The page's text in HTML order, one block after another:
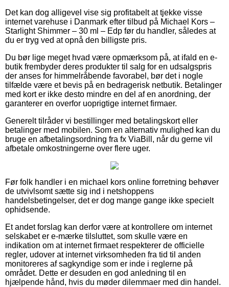
Det kan dog alligevel vise sig profitabelt at tjekke visse
internet varehuse i Danmark efter tilbud på Michael Kors –
Starlight Shimmer – 30 ml – Edp før du handler, således at
du er tryg ved at opnå den billigste pris.
Du bør lige meget hvad være opmærksom på, at ifald en e-
butik frembyder deres produkter til salg for en udsalgspris
der anses for himmelråbende favorabel, bør det i nogle
tilfælde være et bevis på en bedragerisk netbutik. Betalinger
med kort er ikke desto mindre en del af en anordning, der
garanterer en overfor uoprigtige internet firmaer.
Generelt tilråder vi bestillinger med betalingskort eller
betalinger med mobilen. Som en alternativ mulighed kan du
bruge en afbetalingsordning fra fx ViaBill, når du gerne vil
afbetale omkostningerne over flere uger.
Før folk handler i en michael kors online forretning behøver
de utvivlsomt sætte sig ind i netshoppens
handelsbetingelser, det er dog mange gange ikke specielt
ophidsende.
Et andet forslag kan derfor være at kontrollere om internet
selskabet er e-mærke tilsluttet, som skulle være en
indikation om at internet firmaet respekterer de officielle
regler, udover at internet virksomheden fra tid til anden
monitoreres af sagkyndige som er inde i reglerne på
området. Dette er desuden en god anledning til en
hjælpende hånd, hvis du møder dilemmaer med din handel.